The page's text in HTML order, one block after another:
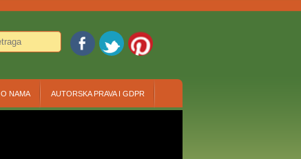
O NAMA AUTORSKA PRAVA I GDPR